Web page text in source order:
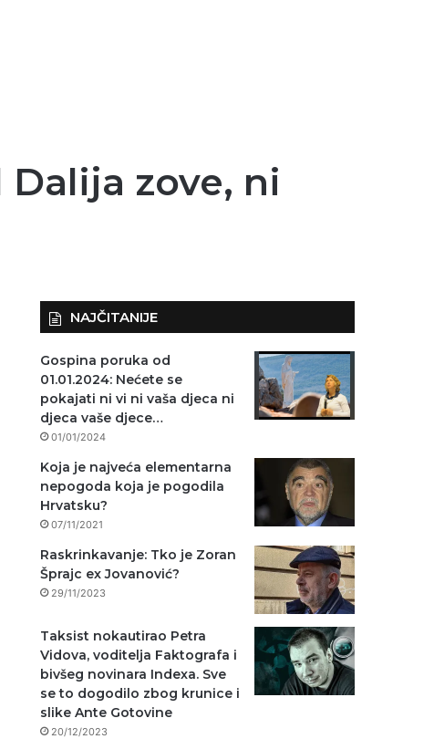
zove, ni
NAJČITANIJE
Gospina poruka od
01.01.2024: Nećete se
pokajati ni vi ni vaša djeca ni
djeca vaše djece…
01/01/2024
Koja je najveća elementarna
nepogoda koja je pogodila
Hrvatsku?
07/11/2021
Raskrinkavanje: Tko je Zoran
Šprajc ex Jovanović?
29/11/2023
Taksist nokautirao Petra
Vidova, voditelja Faktografa i
bivšeg novinara Indexa. Sve
se to dogodilo zbog krunice i
slike Ante Gotovine
20/12/2023